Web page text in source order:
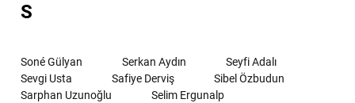
S
Soné Gülyan Serkan Aydın
Seyfi Adalı
Sevgi Usta
Safiye Derviş
Sibel Özbudun
Sarphan Uzunoğlu
Selim Ergunalp